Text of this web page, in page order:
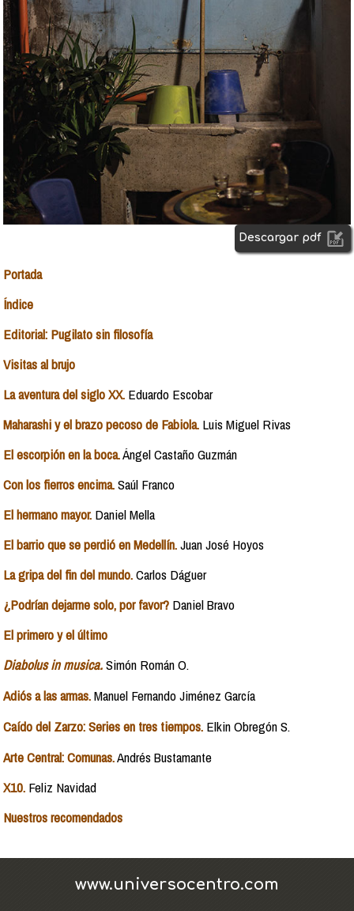
Descargar pdf
Portada
Índice
Editorial: Pugilato sin filosofía
Visitas al brujo
La aventura del siglo XX. Eduardo Escobar
Maharashi y el brazo pecoso de Fabiola. Luis Miguel Rivas
El escorpión en la boca.Ángel Castaño Guzmán
Con los fierros encima.Saúl Franco
El hermano mayor. Daniel Mella
El barrio que se perdió en Medellín.Juan José Hoyos
La gripa del fin del mundo.Carlos Dáguer
¿Podrían dejarme solo, por favor? Daniel Bravo
El primero y el último
Diabolus in musica.Simón Román O.
Adiós a las armas.Manuel Fernando Jiménez García
Caído del Zarzo: Series en tres tiempos. Elkin Obregón S.
Arte Central: Comunas.Andrés Bustamante
X10. Feliz Navidad
Nuestros recomendados
www.universocentro.com